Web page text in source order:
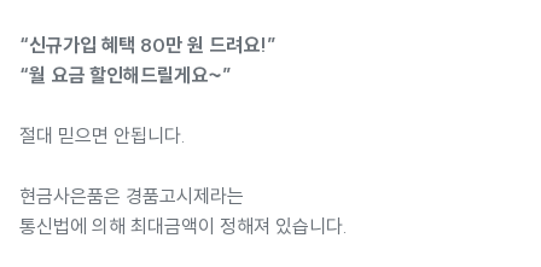
“신규가입 혜택 80만 원 드려요!”
“월 요금 할인해드릴게요~”
절대 믿으면 안됩니다.
현금사은품은 경품고시제라는
통신법에 의해 최대금액이 정해져 있습니다.